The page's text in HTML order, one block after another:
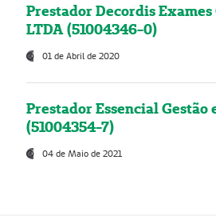
Prestador Decordis
LTDA (51004346-0)
01 de Abril de 2020
Prestador Essencial Gestão
(51004354-7)
04 de Maio de 2021